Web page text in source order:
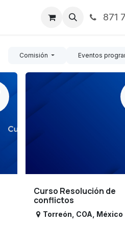
Noticias Contáctenos
871
Comisión Eventos
Curso Resolución de
conflictos
Torreón COA México